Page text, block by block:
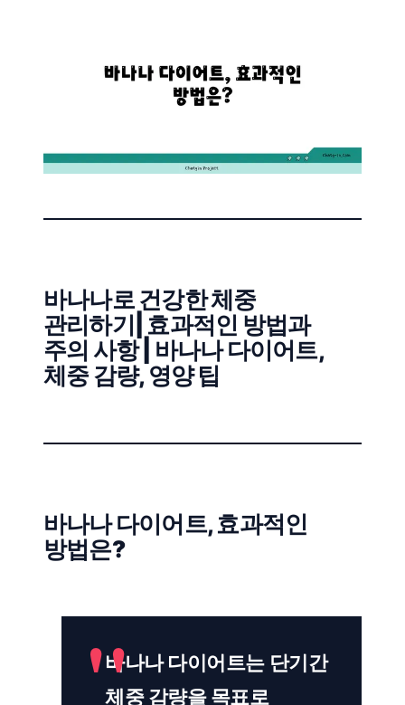
바나나로 건강한 체중
관리하기| 효과적인 방법과
주의 사항 | 바나나 다이어트,
체중 감량, 영양 팁
바나나 다이어트, 효과적인
방법은?
바나나 다이어트는 단기간
체중 감량을 목표로